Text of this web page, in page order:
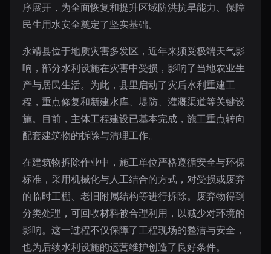
序展开，为全面恢复和提升区域防洪抗旱能力、保障
民生用水安全奠定了坚实基础。
永靖县位于地质灾害多发区，近年来频受极端天气影
响，部分水利设施在灾害中受损，影响了当地农业生
产与居民生活。为此，县里启动了灾后水利重建工
程，重点修复和新建水库、堤防、灌溉渠道等关键设
施。目前，主体工程建设已基本完成，施工重点转向
配套建筑物的拆除与清理工作。
在建筑物拆除作业中，施工单位严格遵循安全与环保
标准，采用机械化与人工结合的方式，对受损或废弃
的临时工棚、老旧附属结构等进行拆除。废弃物得到
分类处理，可回收材料被合理利用，以减少对环境的
影响。这一过程不仅保障了工程现场的整洁与安全，
也为后续水利设施的运营维护创造了良好条件。